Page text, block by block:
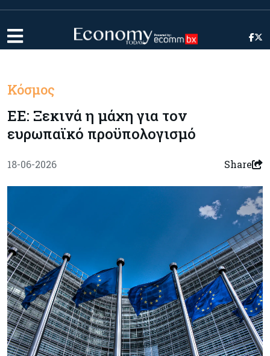
Κόσμος
ΕΕ: Ξεκινά η μάχη για τον
ευρωπαϊκό προϋπολογισμό
18-06-2026 Share